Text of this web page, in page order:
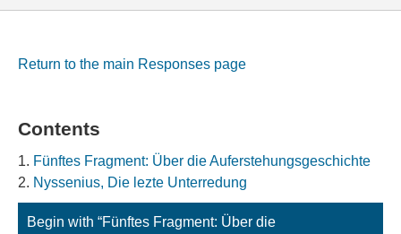
Return to the main Responses page
Contents
Fünftes Fragment: Über die Auferstehungsgeschichte
Nyssenius, Die lezte Unterredung
Begin with “Fünftes Fragment: Über die